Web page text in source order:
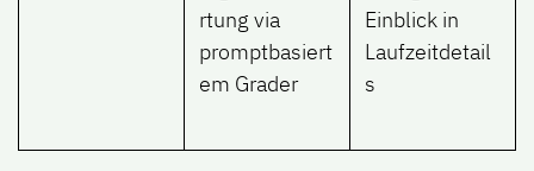
rtung via
promptbasiert
em Grader
Einblick in
Laufzeitdetail
s